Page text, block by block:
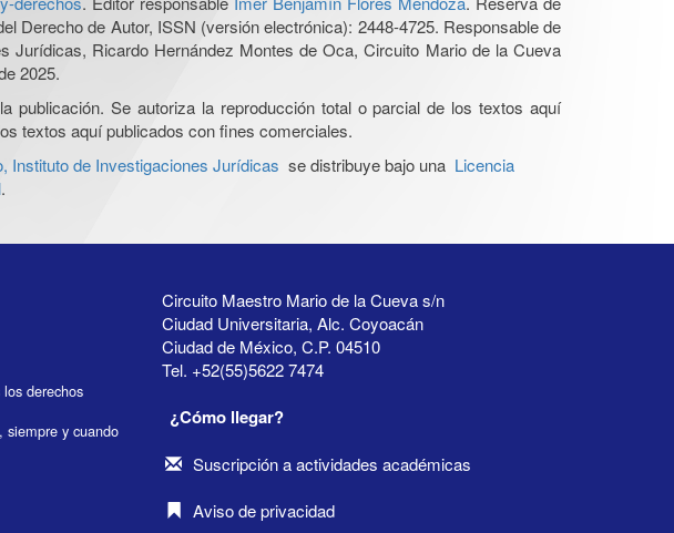
Derecho de Autor, ISSN (versión electrónica): 2448-4725. Responsable de
Jurídicas, Ricardo Hernández Montes de Oca, Circuito Mario de la Cueva
2025.
publicación. Se autoriza la reproducción total o parcial de los textos aquí
textos aquí publicados con fines comerciales.
Instituto de Investigaciones Jurídicas se distribuye bajo una Licencia
.
derechos
siempre y cuando
Circuito Maestro Mario de la Cueva s/n
Ciudad Universitaria, Alc. Coyoacán
Ciudad de México, C.P. 04510
Tel. +52(55)5622 7474
¿Cómo llegar?
Suscripción a actividades académicas
Aviso de privacidad